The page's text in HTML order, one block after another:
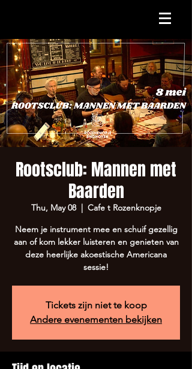
Rootsclub: Mannen met
Baarden
Thu, May 08
  |
Cafe t Rozenknopje
Neem je instrument mee en schuif gezellig
aan of kom lekker luisteren en genieten van
deze heerlijke akoestische Americana
sessie!
Tickets zijn niet te koop
Andere evenementen bekijken